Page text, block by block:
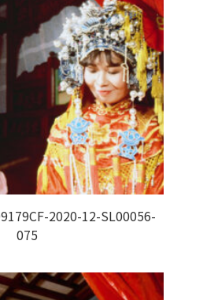
2020-12-SL00056-
075